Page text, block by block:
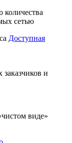
сетью
Доступная
и
виде»